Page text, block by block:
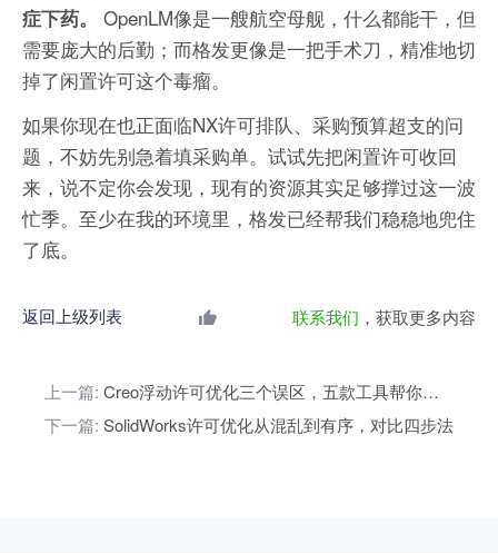
症下药。
​ OpenLM像是一艘航空母舰，什么都能干，但
需要庞大的后勤；而格发更像是一把手术刀，精准地切
掉了闲置许可这个毒瘤。
如果你现在也正面临NX许可排队、采购预算超支的问
题，不妨先别急着填采购单。试试先把闲置许可收回
来，说不定你会发现，现有的资源其实足够撑过这一波
忙季。至少在我的环境里，格发已经帮我们稳稳地兜住
了底。
返回上级列表 联系我们 ，获取更多内容
上一篇:
Creo浮动许可优化三个误区，五款工具帮你避雷
下一篇: SolidWorks许可优化从混乱到有序，对比四步法